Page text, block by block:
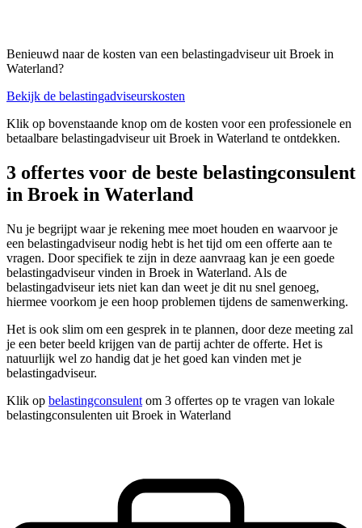
Benieuwd naar de kosten van een belastingadviseur uit Broek in
Waterland?
Bekijk de belastingadviseurskosten
Klik op bovenstaande knop om de kosten voor een professionele en
betaalbare belastingadviseur uit Broek in Waterland te ontdekken.
3 offertes voor de beste belastingconsulent
in Broek in Waterland
Nu je begrijpt waar je rekening mee moet houden en waarvoor je
een belastingadviseur nodig hebt is het tijd om een offerte aan te
vragen. Door specifiek te zijn in deze aanvraag kan je een goede
belastingadviseur vinden in Broek in Waterland. Als de
belastingadviseur iets niet kan dan weet je dit nu snel genoeg,
hiermee voorkom je een hoop problemen tijdens de samenwerking.
Het is ook slim om een gesprek in te plannen, door deze meeting zal
je een beter beeld krijgen van de partij achter de offerte. Het is
natuurlijk wel zo handig dat je het goed kan vinden met je
belastingadviseur.
Klik op belastingconsulent om 3 offertes op te vragen van lokale
belastingconsulenten uit Broek in Waterland